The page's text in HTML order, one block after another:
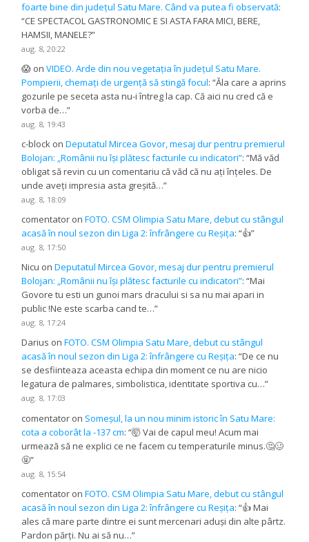
foarte bine din județul Satu Mare. Când va putea fi observată:
“CE SPECTACOL GASTRONOMIC E SI ASTA FARA MICI, BERE,
HAMSII, MANELE?”
aug. 8, 20:22
😱 onVIDEO. Arde din nou vegetația în județul Satu Mare.
Pompierii, chemați de urgență să stingă focul: “Ăla care a aprins
gozurile pe seceta asta nu-i întreg la cap. Că aici nu cred că e
vorba de…”
aug. 8, 19:43
c-block onDeputatul Mircea Govor, mesaj dur pentru premierul
Bolojan: „Românii nu își plătesc facturile cu indicatori”: “Mă văd
obligat să revin cu un comentariu că văd că nu ați înțeles. De
unde aveți impresia asta greșită…”
aug. 8, 18:09
comentator onFOTO. CSM Olimpia Satu Mare, debut cu stângul
acasă în noul sezon din Liga 2: înfrângere cu Reșița: “👍”
aug. 8, 17:50
Nicu onDeputatul Mircea Govor, mesaj dur pentru premierul
Bolojan: „Românii nu își plătesc facturile cu indicatori”: “Mai
Govore tu esti un gunoi mars dracului si sa nu mai apari in
public !Ne este scarba cand te…”
aug. 8, 17:24
Darius onFOTO. CSM Olimpia Satu Mare, debut cu stângul
acasă în noul sezon din Liga 2: înfrângere cu Reșița: “De ce nu
se desfiinteaza aceasta echipa din moment ce nu are nicio
legatura de palmares, simbolistica, identitate sportiva cu…”
aug. 8, 17:03
comentator on Someșul, la un nou minim istoric în Satu Mare:
cota a coborât la -137 cm: “🤯 Vai de capul meu! Acum mai
urmează să ne explici ce ne facem cu temperaturile minus.🤔🥴
🤬”
aug. 8, 15:54
comentator onFOTO. CSM Olimpia Satu Mare, debut cu stângul
acasă în noul sezon din Liga 2: înfrângere cu Reșița: “👍 Mai
ales că mare parte dintre ei sunt mercenari aduși din alte pârtz.
Pardon părți. Nu ai să nu…”